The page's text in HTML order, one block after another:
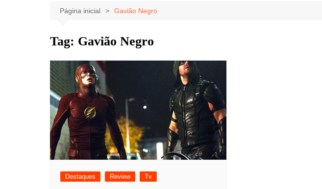
Celebridades
Música
Notícias
Clássicos
Página inicial Gavião Negro
Tag: Gavião Negro
Destaques Review Tv